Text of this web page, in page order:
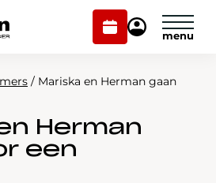
Plan
onderhoud
Mijn
onderhoud
Honda Welman
/ Mariska en Herman gaan
Herman
een